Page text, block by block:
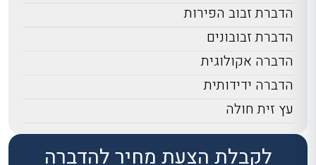
לקבלת הצעת מחיר להדברה
הדברת זבוב הפירות
הדברת זבובונים
הדברה אקולוגית
הדברה ידידותית
עץ זית חולה